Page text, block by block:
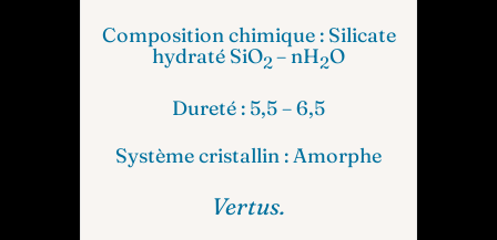
Composition chimique : Silicate
hydraté SiO2– nH2O
Dureté : 5,5 – 6,5
Système cristallin : Amorphe
Vertus.